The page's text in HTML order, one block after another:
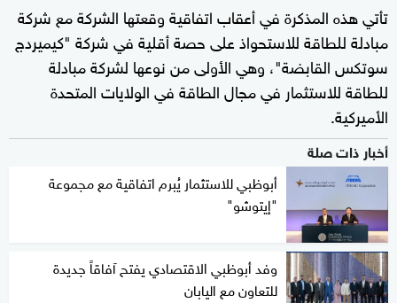
تأتي هذه المذكرة في أعقاب اتفاقية وقعتها الشركة مع شركة
مبادلة للطاقة للاستحواذ على حصة أقلية في شركة "كيميردج
سوتكس القابضة"، وهي الأولى من نوعها لشركة مبادلة
للطاقة للاستثمار في مجال الطاقة في الولايات المتحدة
الأميركية.
أخبار ذات صلة
أبوظبي للاستثمار يُبرم اتفاقية مع مجموعة
"إيتوشو"
وفد أبوظبي الاقتصادي يفتح آفاقاً جديدة
للتعاون مع اليابان